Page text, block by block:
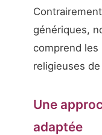
génériques,
comprend
religieuses
Une
adaptée